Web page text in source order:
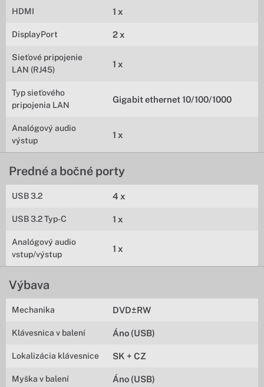
HDMI 1 x
DisplayPort 2 x
Sieťové pripojenie
LAN (RJ45)
1 x
Typ sieťového
pripojenia LAN
Gigabit ethernet 10/100/1000
Analógový audio
výstup
1 x
Predné a bočné porty
USB 3.2 4 x
USB 3.2 Typ-C 1 x
Analógový audio
vstup/výstup
1 x
Výbava
Mechanika DVD±RW
Klávesnica v balení Áno (USB)
Lokalizácia klávesnice SK + CZ
Myška v balení Áno (USB)